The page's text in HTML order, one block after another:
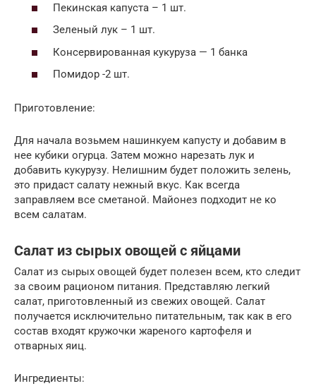
Пекинская капуста – 1 шт.
Зеленый лук – 1 шт.
Консервированная кукуруза — 1 банка
Помидор -2 шт.
Приготовление:
Для начала возьмем нашинкуем капусту и добавим в
нее кубики огурца. Затем можно нарезать лук и
добавить кукурузу. Нелишним будет положить зелень,
это придаст салату нежный вкус. Как всегда
заправляем все сметаной. Майонез подходит не ко
всем салатам.
Салат из сырых овощей с яйцами
Салат из сырых овощей будет полезен всем, кто следит
за своим рационом питания. Представляю легкий
салат, приготовленный из свежих овощей. Салат
получается исключительно питательным, так как в его
состав входят кружочки жареного картофеля и
отварных яиц.
Ингредиенты: